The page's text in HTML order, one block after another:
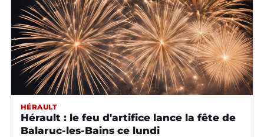
HÉRAULT
Hérault : le feu d'artifice lance la fête de
Balaruc-les-Bains ce lundi